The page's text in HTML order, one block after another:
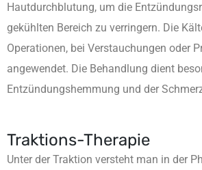
Hautdurchblutung, um die
gekühlten Bereich zu verringern. Die
Operationen, bei Verstauchungen oder
angewendet. Die Behandlung dient
Entzündungshemmung und der
Traktions-Therapie
Unter der Traktion versteht man in der